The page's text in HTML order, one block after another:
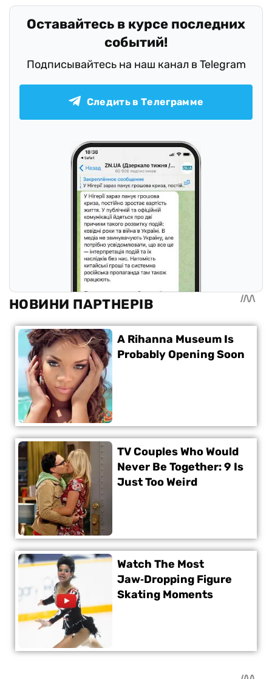
Оставайтесь в курсе последних
событий!
Подписывайтесь на наш канал в Telegram
Следить в Телеграмме